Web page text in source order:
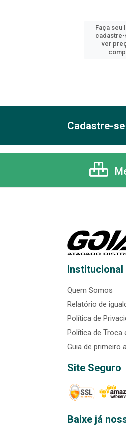
Faça seu
ver
Cadastre-
Institucional
Quem Somos
Relatório de
Política de
Política de Troca
Guia de primeiro
Site Seguro
Baixe já